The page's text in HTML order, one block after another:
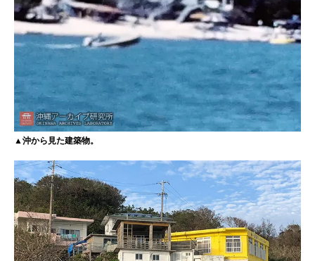
▲沖から見た建築物。